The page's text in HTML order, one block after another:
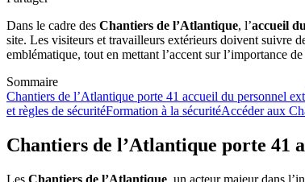
Dans le cadre des Chantiers de l’Atlantique, l’accueil
site. Les visiteurs et travailleurs extérieurs doivent suivre
emblématique, tout en mettant l’accent sur l’importance de
Sommaire
Chantiers de l’Atlantique porte 41 accueil du personnel
et règles de sécuritéFormation à la sécuritéAccéder aux
Chantiers de l’Atlantique porte 41
Les Chantiers de l’Atlantique , un acteur majeur dans